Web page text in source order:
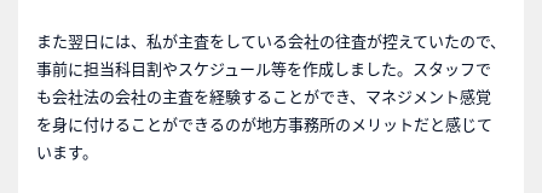
また翌日には、私が主査をしている会社の往査が控えていたので、
事前に担当科目割やスケジュール等を作成しました。スタッフで
も会社法の会社の主査を経験することができ、マネジメント感覚
を身に付けることができるのが地方事務所のメリットだと感じて
います。